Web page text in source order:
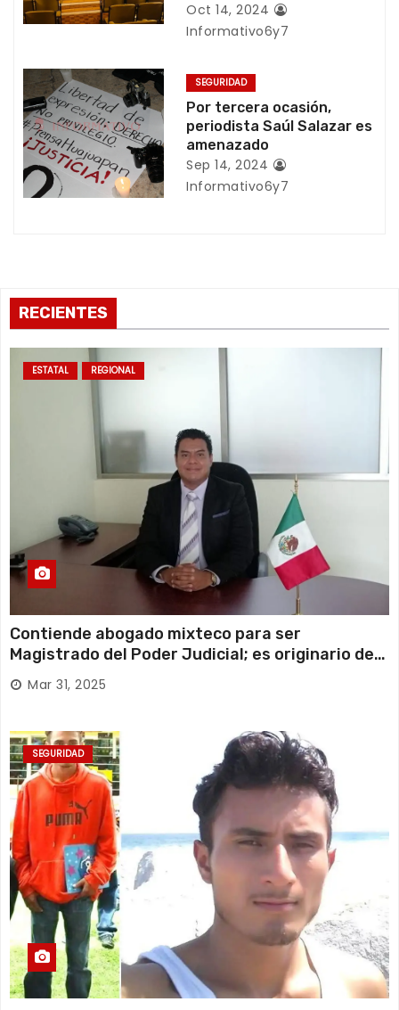
t
a
d
a
s
Oct 14, 2024
Informativo6y7
SEGURIDAD
Por tercera ocasión,
periodista Saúl Salazar es
amenazado
Sep 14, 2024
Informativo6y7
RECIENTES
ESTATAL REGIONAL
Contiende abogado mixteco para ser
Magistrado del Poder Judicial; es originario de
Huajuapan de León
Mar 31, 2025
SEGURIDAD